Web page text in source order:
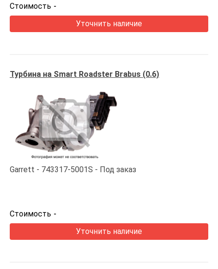
Стоимость -
Уточнить наличие
Турбина на Smart Roadster Brabus (0.6)
Garrett 743317-5001S Под заказ
Стоимость -
Уточнить наличие